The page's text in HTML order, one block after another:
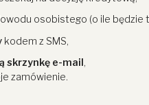
osobistego (o ile będzie
kodem z SMS,
skrzynkę e-mail,
zamówienie.